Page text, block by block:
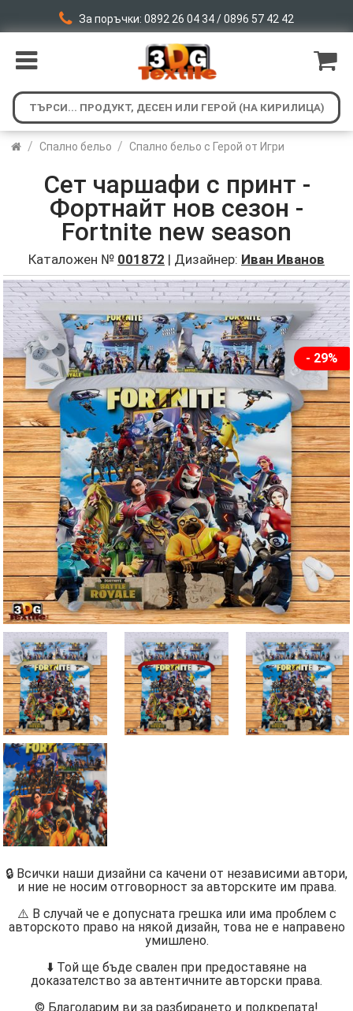
За поръчки: 0892 26 04 34 / 0896 57 42 42
/ Спално бельо / Спално бельо с Герой от Игри
Сет чаршафи с принт -
Фортнайт нов сезон -
Fortnite new season
Каталожен № 001872 | Дизайнер: Иван Иванов
- 29%
🔒 Всички наши дизайни са качени от независими автори,
и ние не носим отговорност за авторските им права.
⚠️ В случай че е допусната грешка или има проблем с
авторското право на някой дизайн, това не е направено
умишлено.
⬇️ Той ще бъде свален при предоставяне на
доказателство за автентичните авторски права.
©️ Благодарим ви за разбирането и подкрепата!